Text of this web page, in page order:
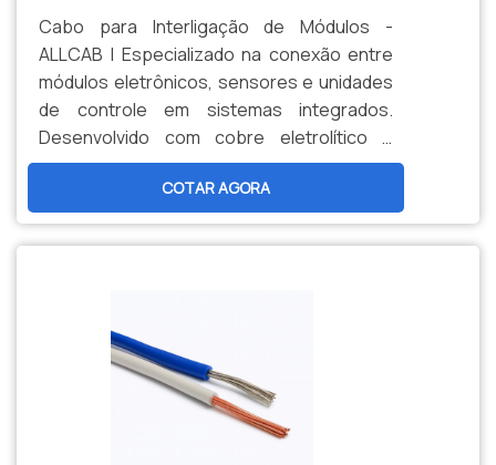
Cabo para Interligação de Módulos -
ALLCAB | Especializado na conexão entre
módulos eletrônicos, sensores e unidades
de controle em sistemas integrados.
Desenvolvido com cobre eletrolítico e
diâmetro reduzido conforme norma DIN
72551. Garante transmissão estável de
sinais e energia com resistência térmica de
105°C para aplicações em automação.
COTAR AGORA